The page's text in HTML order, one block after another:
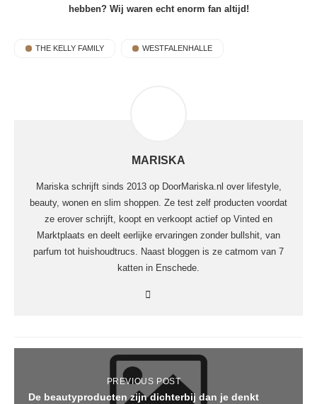
hebben? Wij waren echt enorm fan altijd!
THE KELLY FAMILY WESTFALENHALLE
MARISKA
Mariska schrijft sinds 2013 op DoorMariska.nl over lifestyle,
beauty, wonen en slim shoppen. Ze test zelf producten voordat
ze erover schrijft, koopt en verkoopt actief op Vinted en
Marktplaats en deelt eerlijke ervaringen zonder bullshit, van
parfum tot huishoudtrucs. Naast bloggen is ze catmom van 7
katten in Enschede.
PREVIOUS POST
De beautyproducten zijn dichterbij dan je denkt